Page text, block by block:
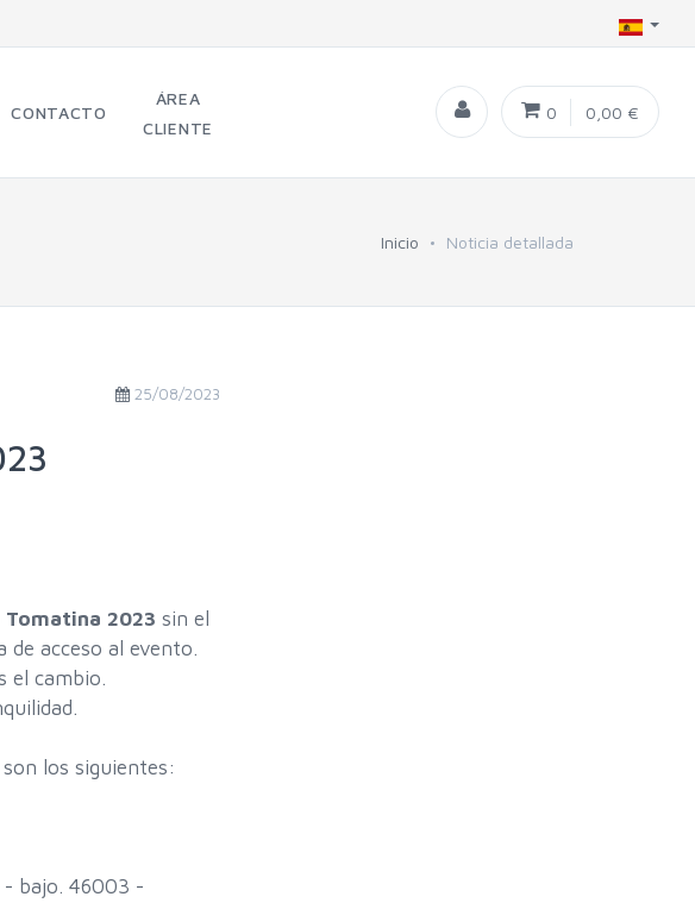
CONTACTO
ÁREA
CLIENTE
0 0,00 €
Inicio Noticia detallada
25/08/2023
Tomatina 2023 sin el
acceso al evento.
el cambio.
los siguientes:
bajo. 46003 -